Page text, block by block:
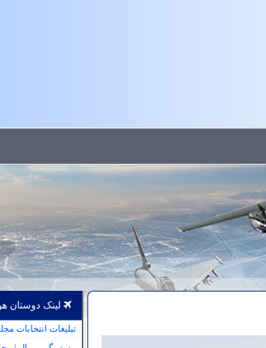
لینک دوستان
تبلیغات انتخابات